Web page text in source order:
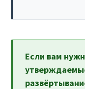
Если вам